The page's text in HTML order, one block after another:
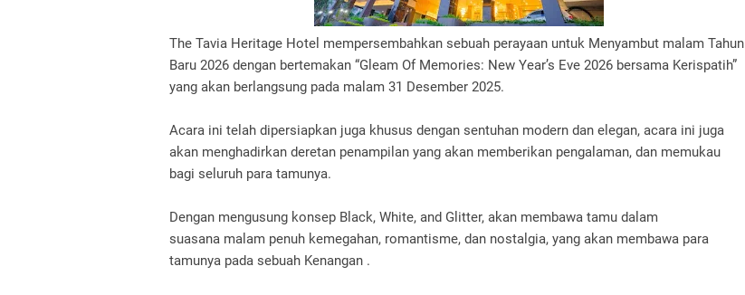
The Tavia Heritage Hotel mempersembahkan sebuah perayaan untuk Menyambut malam Tahun
Baru 2026 dengan bertemakan “Gleam Of Memories: New Year’s Eve 2026 bersama Kerispatih”
yang akan berlangsung pada malam 31 Desember 2025.
Acara ini telah dipersiapkan juga khusus dengan sentuhan modern dan elegan, acara ini juga
akan menghadirkan deretan penampilan yang akan memberikan pengalaman, dan memukau
bagi seluruh para tamunya.
Dengan mengusung konsep Black, White, and Glitter, akan membawa tamu dalam
suasana malam penuh kemegahan, romantisme, dan nostalgia, yang akan membawa para
tamunya pada sebuah Kenangan .